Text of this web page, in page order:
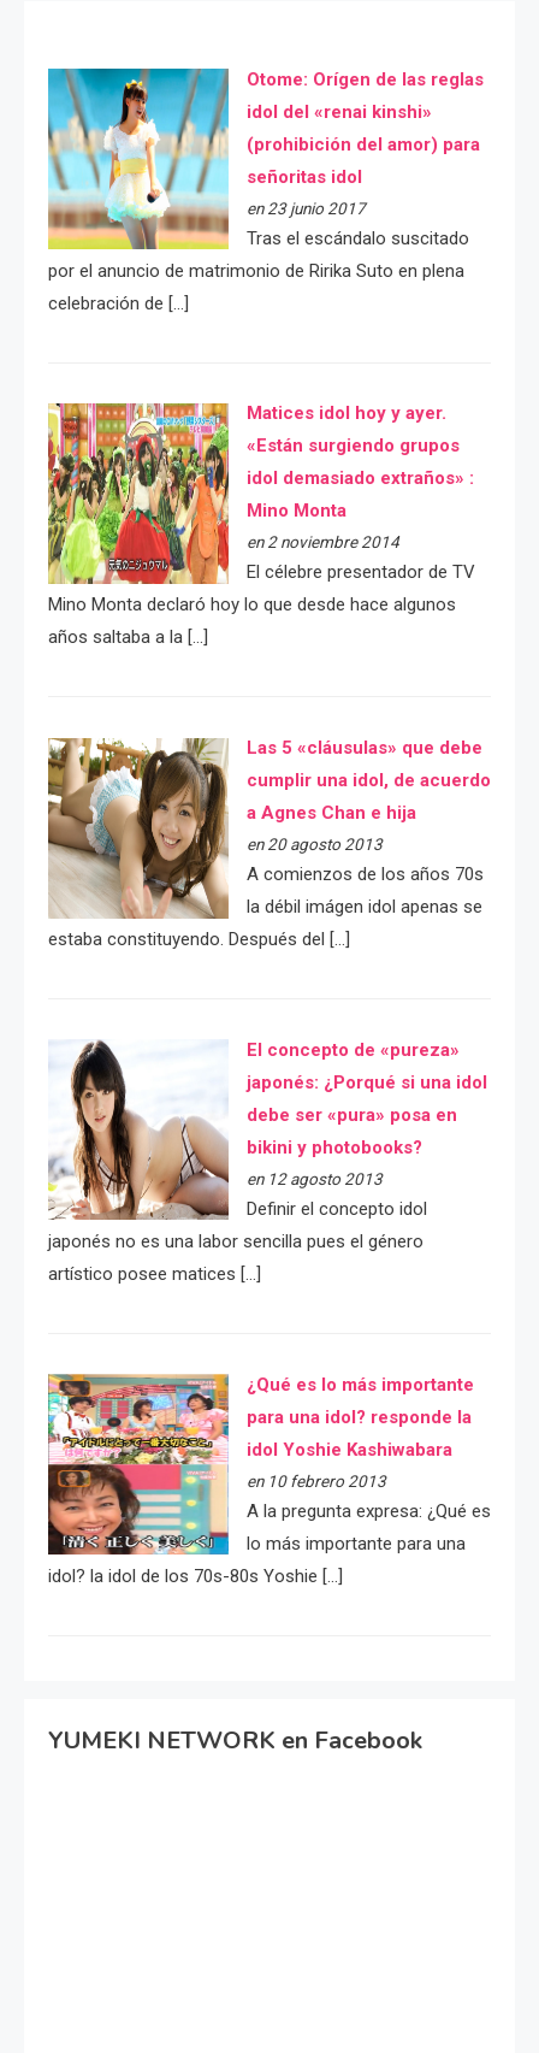
Otome: Orígen de las reglas
idol del «renai kinshi»
(prohibición del amor) para
señoritas idol
en 23 junio 2017
Tras el escándalo suscitado
por el anuncio de matrimonio de Ririka Suto en plena
celebración de […]
Matices idol hoy y ayer.
«Están surgiendo grupos
idol demasiado extraños» :
Mino Monta
en 2 noviembre 2014
El célebre presentador de TV
Mino Monta declaró hoy lo que desde hace algunos
años saltaba a la […]
Las 5 «cláusulas» que debe
cumplir una idol, de acuerdo
a Agnes Chan e hija
en 20 agosto 2013
A comienzos de los años 70s
la débil imágen idol apenas se
estaba constituyendo. Después del […]
El concepto de «pureza»
japonés: ¿Porqué si una idol
debe ser «pura» posa en
bikini y photobooks?
en 12 agosto 2013
Definir el concepto idol
japonés no es una labor sencilla pues el género
artístico posee matices […]
¿Qué es lo más importante
para una idol? responde la
idol Yoshie Kashiwabara
en 10 febrero 2013
A la pregunta expresa: ¿Qué es
lo más importante para una
idol? la idol de los 70s-80s Yoshie […]
YUMEKI NETWORK en Facebook